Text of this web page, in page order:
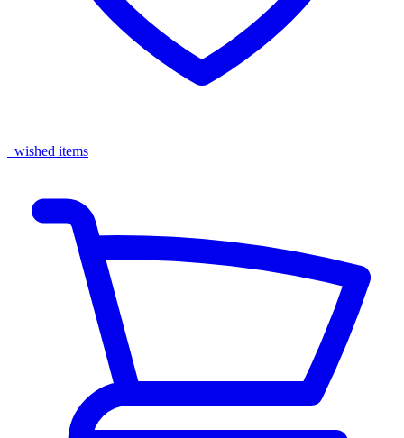
wished items